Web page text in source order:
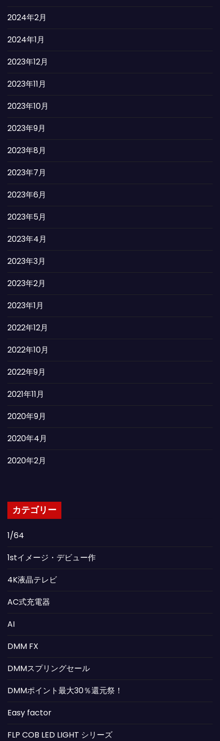
2024年2月
2024年1月
2023年12月
2023年11月
2023年10月
2023年9月
2023年8月
2023年7月
2023年6月
2023年5月
2023年4月
2023年3月
2023年2月
2023年1月
2022年12月
2022年10月
2022年9月
2021年11月
2020年9月
2020年4月
2020年2月
カテゴリー
1/64
1stイメージ・デビュー作
4K液晶テレビ
AC式充電器
AI
DMM FX
DMMスプリングセール
DMMポイント最大30％還元祭！
Easy factor
FLP COB LED LIGHT シリーズ